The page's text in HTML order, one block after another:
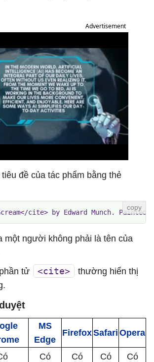
Advertisement
đề của tác phẩm bằng thẻ
cite> by Edward Munch. Painted
một người không phải là tên của
tử
<cite>
thường hiển thị
MS
Edge
FirefoxSafari Opera
Có Có Có Có